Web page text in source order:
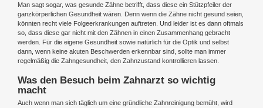
Man sagt sogar, was gesunde Zähne betrifft, dass diese ein Stützpfeiler der
ganzkörperlichen Gesundheit wären. Denn wenn die Zähne nicht gesund seien,
könnten recht viele Folgeerkrankungen auftreten. Und leider ist es dann oftmals
so, dass diese gar nicht mit den Zähnen in einen Zusammenhang gebracht
werden. Für die eigene Gesundheit sowie natürlich für die Optik und selbst
dann, wenn keine akuten Beschwerden erkennbar sind, sollte man immer
regelmäßig die Zahngesundheit, den Zahnzustand kontrollieren lassen.
Was den Besuch beim Zahnarzt so wichtig
macht
Auch wenn man sich täglich um eine gründliche Zahnreinigung bemüht, wird